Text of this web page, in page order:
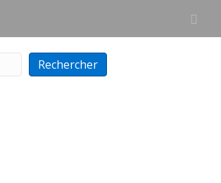
Rechercher